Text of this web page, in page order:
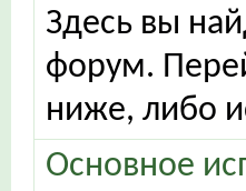
Здесь вы
форум.
ниже, либо
Основное